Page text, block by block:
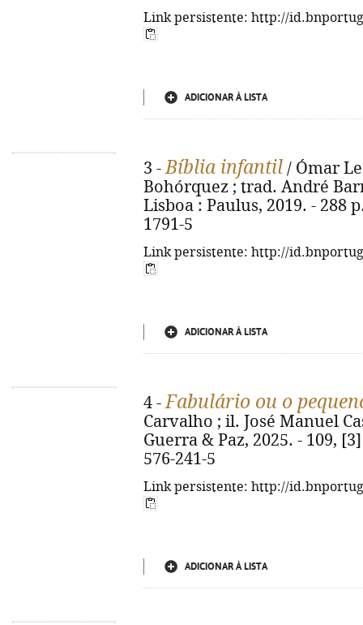
Link persistente: http://
ADICIONAR À LISTA
3 -Bíblia infantil / Ómar
Bohórquez ; trad. André
Lisboa : Paulus, 2019. - 288
1791-5
Link persistente: http://
ADICIONAR À LISTA
4 -Fabulário ou o
Carvalho ; il. José Manuel
Guerra & Paz, 2025. - 109,
576-241-5
Link persistente: http://
ADICIONAR À LISTA